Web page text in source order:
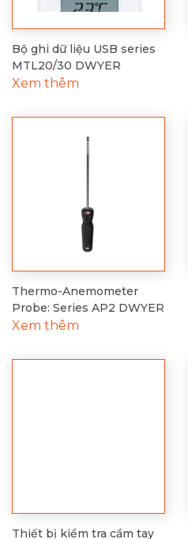
Bộ ghi dữ liệu USB series
MTL20/30 DWYER
Xem thêm
Thermo-Anemometer
Probe: Series AP2 DWYER
Xem thêm
Thiết bị kiểm tra cầm tay